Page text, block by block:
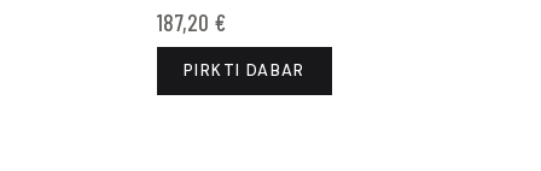
187,20 €
PIRKTI DABAR